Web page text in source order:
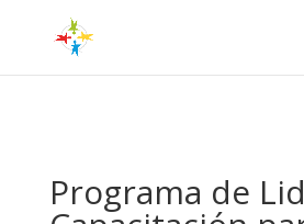
Programa de